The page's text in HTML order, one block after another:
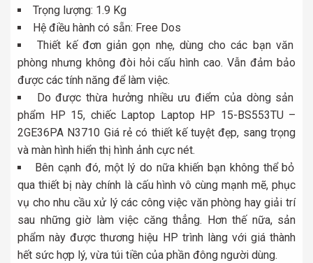
Trọng lượng: 1.9 Kg
Hệ điều hành có sẵn: Free Dos
Thiết kế đơn giản gọn nhẹ, dùng cho các bạn văn
phòng nhưng không đòi hỏi cấu hình cao. Vẫn đảm bảo
được các tính năng để làm việc.
Do được thừa hưởng nhiều ưu điểm của dòng sản
phẩm HP 15, chiếc Laptop Laptop HP 15-BS553TU –
2GE36PA N3710 Giá rẻ có thiết kế tuyệt đẹp, sang trọng
và màn hình hiển thị hình ảnh cực nét.
Bên cạnh đó, một lý do nữa khiến bạn không thể bỏ
qua thiết bị này chính là cấu hình vô cùng mạnh mẽ, phục
vụ cho nhu cầu xử lý các công việc văn phòng hay giải trí
sau những giờ làm việc căng thẳng. Hơn thế nữa, sản
phẩm này được thương hiệu HP trình làng với giá thành
hết sức hợp lý, vừa túi tiền của phần đông người dùng.